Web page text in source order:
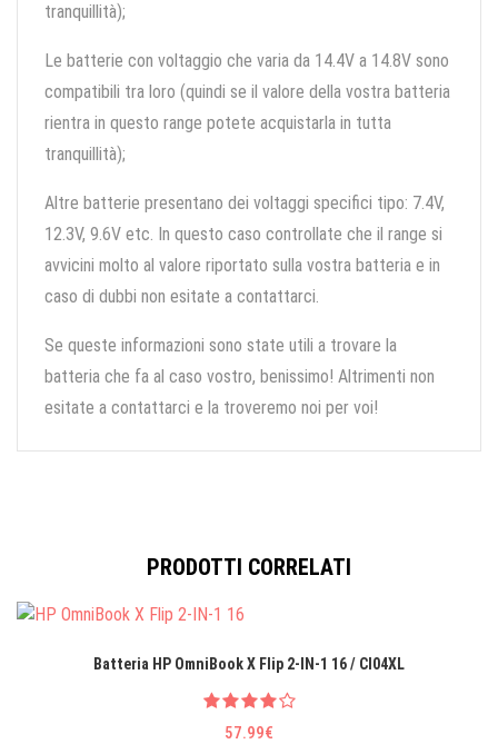
tranquillità);
Le batterie con voltaggio che varia da 14.4V a 14.8V sono
compatibili tra loro (quindi se il valore della vostra batteria
rientra in questo range potete acquistarla in tutta
tranquillità);
Altre batterie presentano dei voltaggi specifici tipo: 7.4V,
12.3V, 9.6V etc. In questo caso controllate che il range si
avvicini molto al valore riportato sulla vostra batteria e in
caso di dubbi non esitate a contattarci.
Se queste informazioni sono state utili a trovare la
batteria che fa al caso vostro, benissimo! Altrimenti non
esitate a contattarci e la troveremo noi per voi!
PRODOTTI CORRELATI
Batteria HP OmniBook X Flip 2-IN-1 16 / CI04XL
57.99€